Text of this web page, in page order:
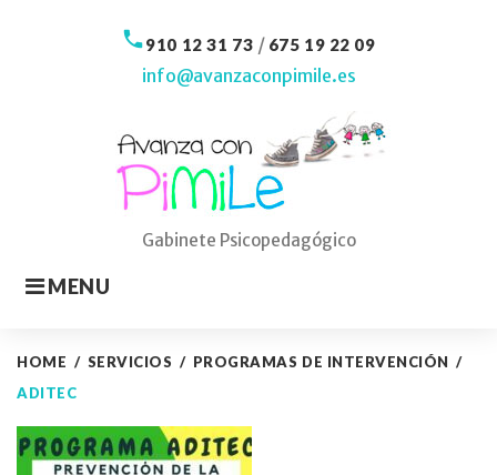
Gabinete Psicopedagógico
MENU
call910 12 31 73 / 675 19 22 09
info@avanzaconpimile.es
HOME / SERVICIOS / PROGRAMAS DE INTERVENCIÓN /
ADITEC
ADITEC